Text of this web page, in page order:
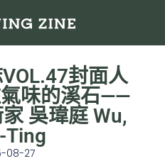
VOL.47封面人
味的溪石——
吳瑋庭 Wu,
Ting
08-27